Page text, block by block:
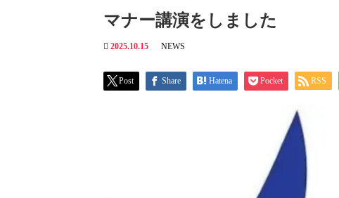
マナー講演をしました
2025.10.15 NEWS
Post Share Hatena Pocket RSS